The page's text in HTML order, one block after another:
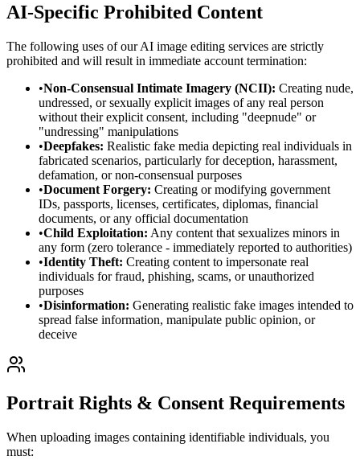
AI-Specific Prohibited Content
The following uses of our AI image editing services are strictly
prohibited and will result in immediate account termination:
•Non-Consensual Intimate Imagery (NCII): Creating nude,
undressed, or sexually explicit images of any real person
without their explicit consent, including "deepnude" or
"undressing" manipulations
•Deepfakes: Realistic fake media depicting real individuals in
fabricated scenarios, particularly for deception, harassment,
defamation, or non-consensual purposes
•Document Forgery: Creating or modifying government
IDs, passports, licenses, certificates, diplomas, financial
documents, or any official documentation
•Child Exploitation: Any content that sexualizes minors in
any form (zero tolerance - immediately reported to authorities)
•Identity Theft: Creating content to impersonate real
individuals for fraud, phishing, scams, or unauthorized
purposes
•Disinformation: Generating realistic fake images intended to
spread false information, manipulate public opinion, or
deceive
Portrait Rights & Consent Requirements
When uploading images containing identifiable individuals, you
must: